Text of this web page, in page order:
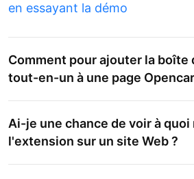
en essayant la démo
Comment pour ajouter la boîte
tout-en-un à une page
Ai-je une chance de voir à
l'extension sur un site Web ?